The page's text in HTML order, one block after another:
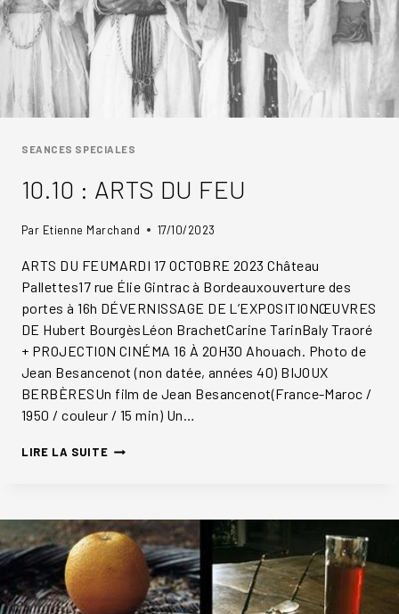
SEANCES SPECIALES
10.10 : ARTS DU FEU
Par Etienne Marchand 17/10/2023
ARTS DU FEUMARDI 17 OCTOBRE 2023 Château
Pallettes17 rue Élie Gintrac à Bordeauxouverture des
portes à 16h DÉVERNISSAGE DE L’EXPOSITIONŒUVRES
DE Hubert BourgèsLéon BrachetCarine TarinBaly Traoré
+ PROJECTION CINÉMA 16 À 20H30 Ahouach. Photo de
Jean Besancenot (non datée, années 40) BIJOUX
BERBÈRESUn film de Jean Besancenot(France-Maroc /
1950 / couleur / 15 min) Un…
LIRE LA SUITE10.10
FEU